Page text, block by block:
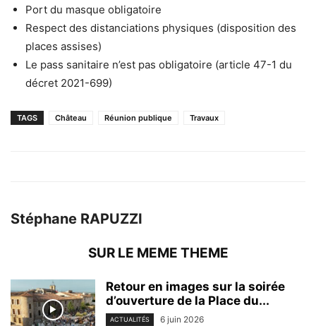
Port du masque obligatoire
Respect des distanciations physiques (disposition des
places assises)
Le pass sanitaire n’est pas obligatoire (article 47-1 du
décret 2021-699)
TAGS Château Réunion publique Travaux
Stéphane RAPUZZI
SUR LE MEME THEME
Retour en images sur la soirée
d’ouverture de la Place du...
ACTUALITÉS 6 juin 2026